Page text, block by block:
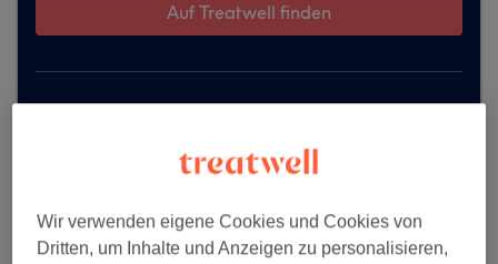
Auf Treatwell finden
Wir verwenden eigene Cookies und Cookies von
Dritten, um Inhalte und Anzeigen zu personalisieren,